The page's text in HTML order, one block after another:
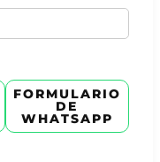
FORMULARIO
DE
WHATSAPP